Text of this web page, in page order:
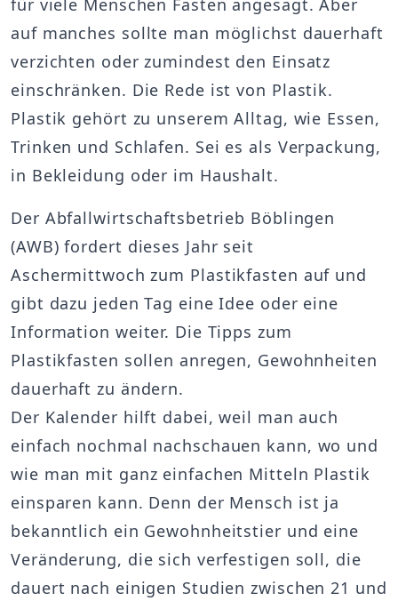
auf manches sollte man möglichst dauerhaft
verzichten oder zumindest den Einsatz
einschränken. Die Rede ist von Plastik.
Plastik gehört zu unserem Alltag, wie Essen,
Trinken und Schlafen. Sei es als Verpackung,
in Bekleidung oder im Haushalt.
Der Abfallwirtschaftsbetrieb Böblingen
(AWB) fordert dieses Jahr seit
Aschermittwoch zum Plastikfasten auf und
gibt dazu jeden Tag eine Idee oder eine
Information weiter. Die Tipps zum
Plastikfasten sollen anregen, Gewohnheiten
dauerhaft zu ändern.
Der Kalender hilft dabei, weil man auch
einfach nochmal nachschauen kann, wo und
wie man mit ganz einfachen Mitteln Plastik
einsparen kann. Denn der Mensch ist ja
bekanntlich ein Gewohnheitstier und eine
Veränderung, die sich verfestigen soll, die
dauert nach einigen Studien zwischen 21 und